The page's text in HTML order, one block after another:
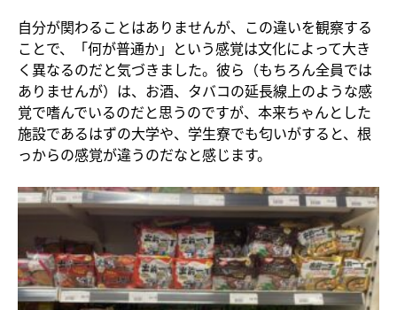
自分が関わることはありませんが、この違いを観察する
ことで、「何が普通か」という感覚は文化によって大き
く異なるのだと気づきました。彼ら（もちろん全員では
ありませんが）は、お酒、タバコの延長線上のような感
覚で嗜んでいるのだと思うのですが、本来ちゃんとした
施設であるはずの大学や、学生寮でも匂いがすると、根
っからの感覚が違うのだなと感じます。